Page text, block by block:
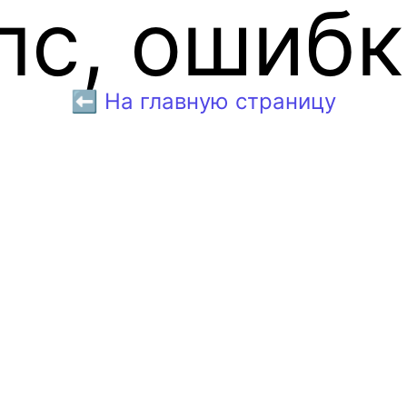
⬅️ На главную страницу